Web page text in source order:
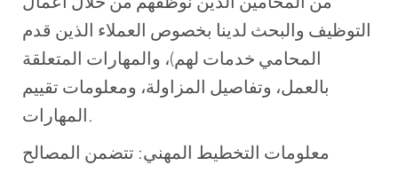
من المحامين الذين نوظفهم من خلال أعمال
التوظيف والبحث لدينا بخصوص العملاء الذين قدم
المحامي خدمات لهم)، والمهارات المتعلقة
بالعمل، وتفاصيل المزاولة، ومعلومات تقييم
المهارات.
معلومات التخطيط المهني: تتضمن المصالح